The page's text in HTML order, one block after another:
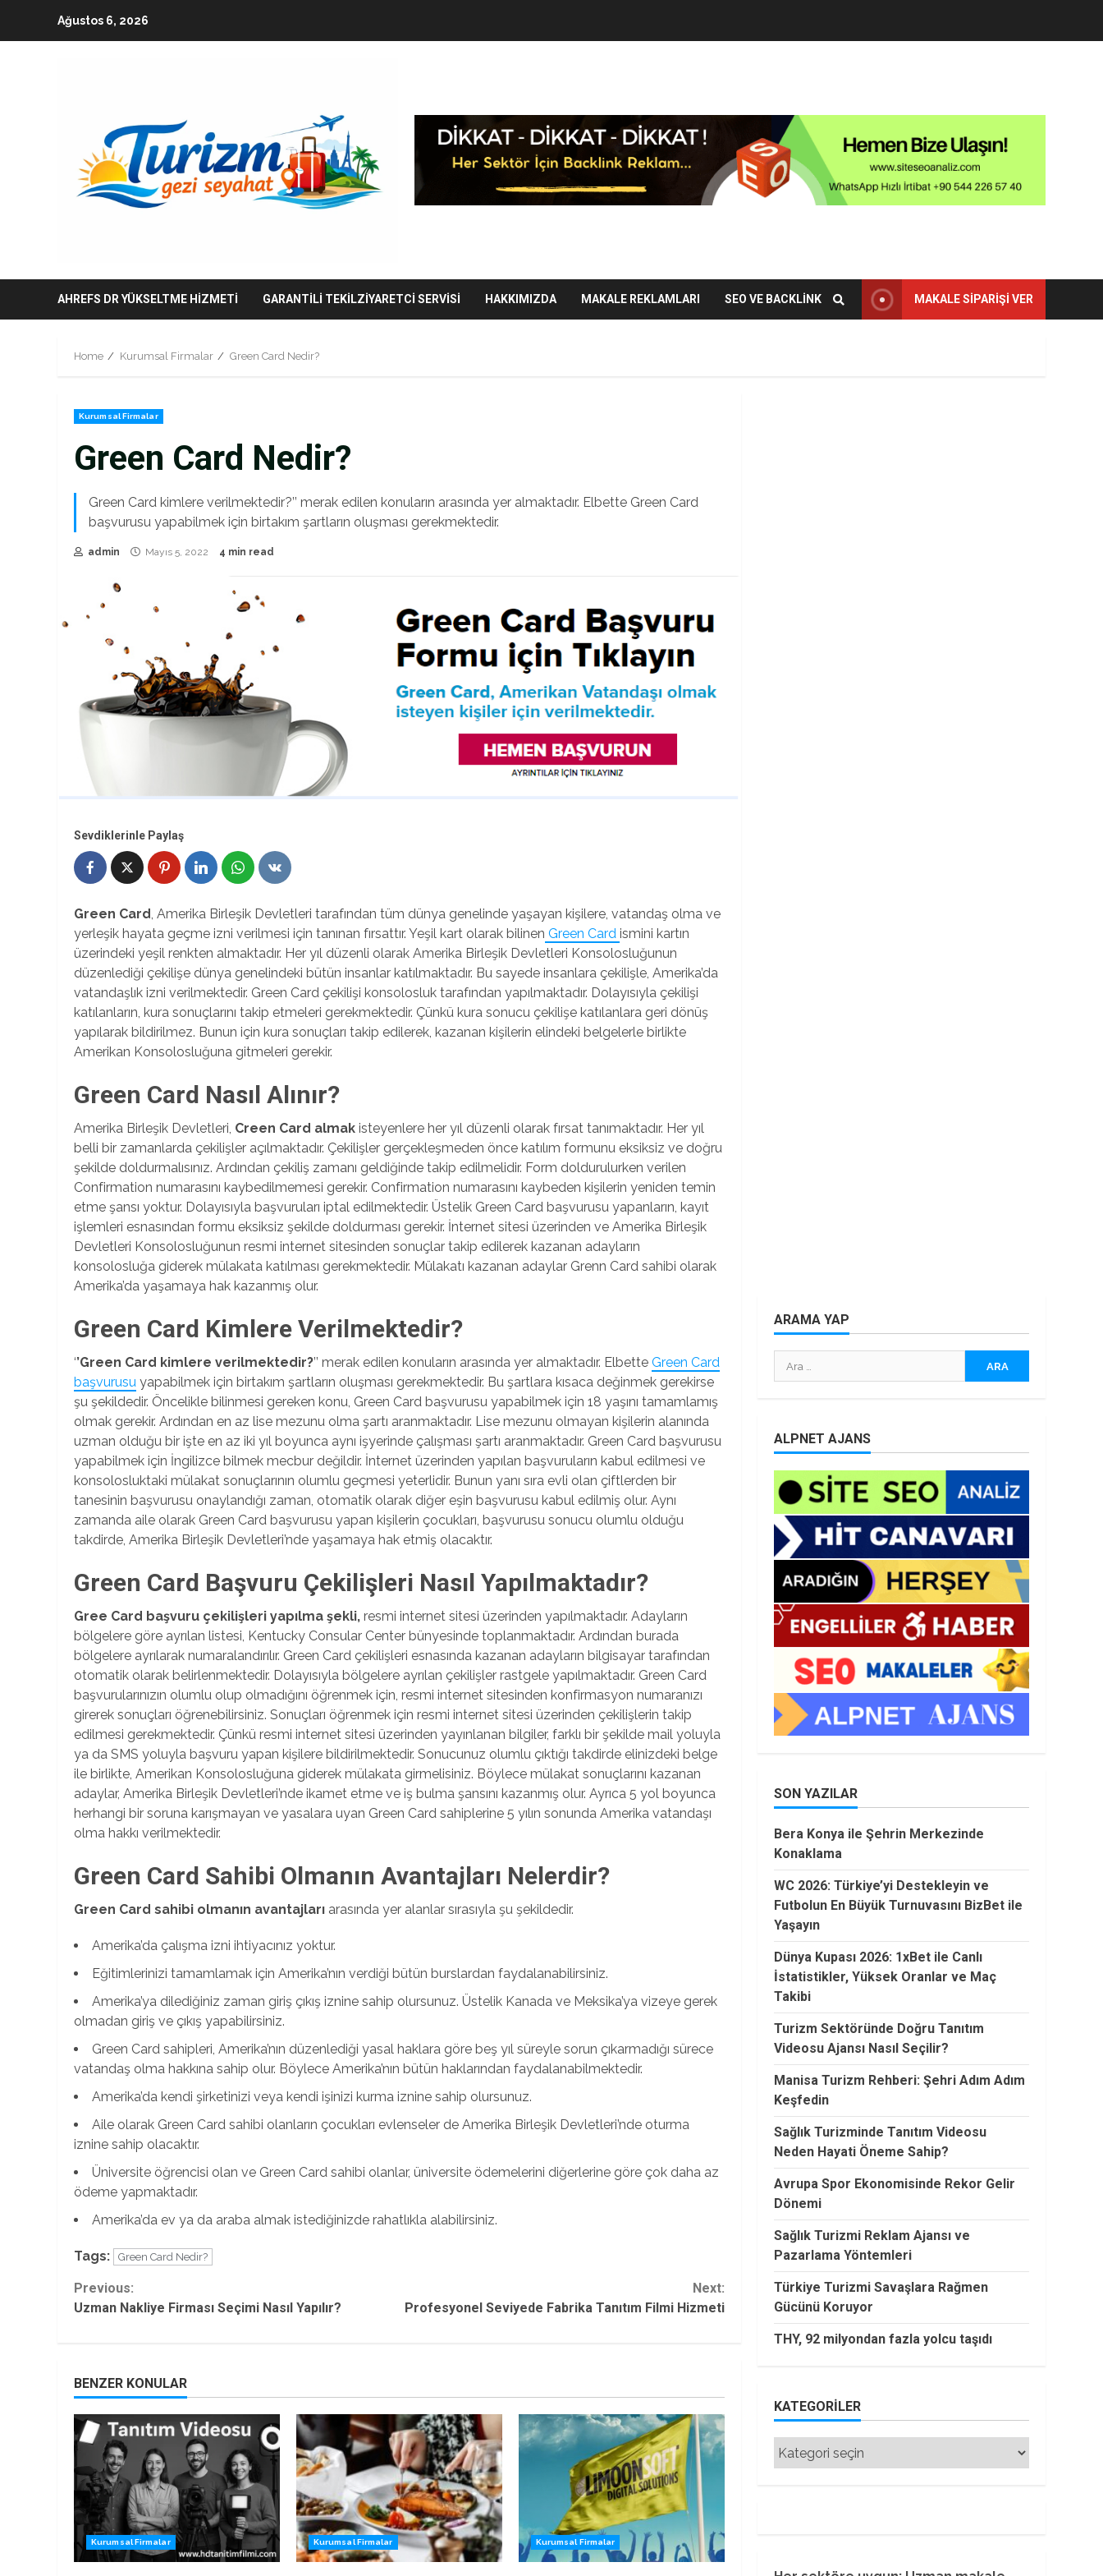
Ağustos 6, 2026
AHREFS DR YÜKSELTME HIZMETI GARANTILI TEKILZIYARETCI SERVISI HAKKIMIZDA MAKALE REKLAMLARI SEO VE BACKLINK MAKALE SIPARIŞI VER
Home Kurumsal Firmalar Green Card Nedir?
Kurumsal Firmalar
Green Card Nedir?
Green Card kimlere verilmektedir?’’ merak edilen konuların arasında yer almaktadır. Elbette Green Card
başvurusu yapabilmek için birtakım şartların oluşması gerekmektedir.
admin Mayıs 5, 2022 4 min read
Sevdiklerinle Paylaş
Green Card, Amerika Birleşik Devletleri tarafından tüm dünya genelinde yaşayan kişilere, vatandaş olma ve
yerleşik hayata geçme izni verilmesi için tanınan fırsattır. Yeşil kart olarak bilinen Green Card ismini kartın
üzerindeki yeşil renkten almaktadır. Her yıl düzenli olarak Amerika Birleşik Devletleri Konsolosluğunun
düzenlediği çekilişe dünya genelindeki bütün insanlar katılmaktadır. Bu sayede insanlara çekilişle, Amerika’da
vatandaşlık izni verilmektedir. Green Card çekilişi konsolosluk tarafından yapılmaktadır. Dolayısıyla çekilişi
katılanların, kura sonuçlarını takip etmeleri gerekmektedir. Çünkü kura sonucu çekilişe katılanlara geri dönüş
yapılarak bildirilmez. Bunun için kura sonuçları takip edilerek, kazanan kişilerin elindeki belgelerle birlikte
Amerikan Konsolosluğuna gitmeleri gerekir.
Green Card Nasıl Alınır?
Amerika Birleşik Devletleri, Creen Card almak isteyenlere her yıl düzenli olarak fırsat tanımaktadır. Her yıl
belli bir zamanlarda çekilişler açılmaktadır. Çekilişler gerçekleşmeden önce katılım formunu eksiksiz ve doğru
şekilde doldurmalısınız. Ardından çekiliş zamanı geldiğinde takip edilmelidir. Form doldurulurken verilen
Confirmation numarasını kaybedilmemesi gerekir. Confirmation numarasını kaybeden kişilerin yeniden temin
etme şansı yoktur. Dolayısıyla başvuruları iptal edilmektedir. Üstelik Green Card başvurusu yapanların, kayıt
işlemleri esnasından formu eksiksiz şekilde doldurması gerekir. İnternet sitesi üzerinden ve Amerika Birleşik
Devletleri Konsolosluğunun resmi internet sitesinden sonuçlar takip edilerek kazanan adayların
konsolosluğa giderek mülakata katılması gerekmektedir. Mülakatı kazanan adaylar Grenn Card sahibi olarak
Amerika’da yaşamaya hak kazanmış olur.
Green Card Kimlere Verilmektedir?
‘’Green Card kimlere verilmektedir?’’ merak edilen konuların arasında yer almaktadır. Elbette Green Card
başvurusu yapabilmek için birtakım şartların oluşması gerekmektedir. Bu şartlara kısaca değinmek gerekirse
şu şekildedir. Öncelikle bilinmesi gereken konu, Green Card başvurusu yapabilmek için 18 yaşını tamamlamış
olmak gerekir. Ardından en az lise mezunu olma şartı aranmaktadır. Lise mezunu olmayan kişilerin alanında
uzman olduğu bir işte en az iki yıl boyunca aynı işyerinde çalışması şartı aranmaktadır. Green Card başvurusu
yapabilmek için İngilizce bilmek mecbur değildir. İnternet üzerinden yapılan başvuruların kabul edilmesi ve
konsolosluktaki mülakat sonuçlarının olumlu geçmesi yeterlidir. Bunun yanı sıra evli olan çiftlerden bir
tanesinin başvurusu onaylandığı zaman, otomatik olarak diğer eşin başvurusu kabul edilmiş olur. Aynı
zamanda aile olarak Green Card başvurusu yapan kişilerin çocukları, başvurusu sonucu olumlu olduğu
takdirde, Amerika Birleşik Devletleri’nde yaşamaya hak etmiş olacaktır.
Green Card Başvuru Çekilişleri Nasıl Yapılmaktadır?
Gree Card başvuru çekilişleri yapılma şekli, resmi internet sitesi üzerinden yapılmaktadır. Adayların
bölgelere göre ayrılan listesi, Kentucky Consular Center bünyesinde toplanmaktadır. Ardından burada
bölgelere ayrılarak numaralandırılır. Green Card çekilişleri esnasında kazanan adayların bilgisayar tarafından
otomatik olarak belirlenmektedir. Dolayısıyla bölgelere ayrılan çekilişler rastgele yapılmaktadır. Green Card
başvurularınızın olumlu olup olmadığını öğrenmek için, resmi internet sitesinden konfirmasyon numaranızı
girerek sonuçları öğrenebilirsiniz. Sonuçları öğrenmek için resmi internet sitesi üzerinden çekilişlerin takip
edilmesi gerekmektedir. Çünkü resmi internet sitesi üzerinden yayınlanan bilgiler, farklı bir şekilde mail yoluyla
ya da SMS yoluyla başvuru yapan kişilere bildirilmektedir. Sonucunuz olumlu çıktığı takdirde elinizdeki belge
ile birlikte, Amerikan Konsolosluğuna giderek mülakata girmelisiniz. Böylece mülakat sonuçlarını kazanan
adaylar, Amerika Birleşik Devletleri’nde ikamet etme ve iş bulma şansını kazanmış olur. Ayrıca 5 yol boyunca
herhangi bir soruna karışmayan ve yasalara uyan Green Card sahiplerine 5 yılın sonunda Amerika vatandaşı
olma hakkı verilmektedir.
Green Card Sahibi Olmanın Avantajları Nelerdir?
Green Card sahibi olmanın avantajları arasında yer alanlar sırasıyla şu şekildedir.
Amerika’da çalışma izni ihtiyacınız yoktur.
Eğitimlerinizi tamamlamak için Amerika’nın verdiği bütün burslardan faydalanabilirsiniz.
Amerika’ya dilediğiniz zaman giriş çıkış iznine sahip olursunuz. Üstelik Kanada ve Meksika’ya vizeye gerek
olmadan giriş ve çıkış yapabilirsiniz.
Green Card sahipleri, Amerika’nın düzenlediği yasal haklara göre beş yıl süreyle sorun çıkarmadığı sürece
vatandaş olma hakkına sahip olur. Böylece Amerika’nın bütün haklarından faydalanabilmektedir.
Amerika’da kendi şirketinizi veya kendi işinizi kurma iznine sahip olursunuz.
Aile olarak Green Card sahibi olanların çocukları evlenseler de Amerika Birleşik Devletleri’nde oturma
iznine sahip olacaktır.
Üniversite öğrencisi olan ve Green Card sahibi olanlar, üniversite ödemelerini diğerlerine göre çok daha az
ödeme yapmaktadır.
Amerika’da ev ya da araba almak istediğinizde rahatlıkla alabilirsiniz.
Tags: Green Card Nedir?
Continue
Previous:
Uzman Nakliye Firması Seçimi Nasıl Yapılır?
Next:
Profesyonel Seviyede Fabrika Tanıtım Filmi Hizmeti
BENZER KONULAR
Kurumsal Firmalar Kurumsal Firmalar Kurumsal Firmalar
ARAMA YAP
Arama:
ALPNET AJANS
SON YAZILAR
Bera Konya ile Şehrin Merkezinde
Konaklama
WC 2026: Türkiye’yi Destekleyin ve
Futbolun En Büyük Turnuvasını BizBet ile
Yaşayın
Dünya Kupası 2026: 1xBet ile Canlı
İstatistikler, Yüksek Oranlar ve Maç
Takibi
Turizm Sektöründe Doğru Tanıtım
Videosu Ajansı Nasıl Seçilir?
Manisa Turizm Rehberi: Şehri Adım Adım
Keşfedin
Sağlık Turizminde Tanıtım Videosu
Neden Hayati Öneme Sahip?
Avrupa Spor Ekonomisinde Rekor Gelir
Dönemi
Sağlık Turizmi Reklam Ajansı ve
Pazarlama Yöntemleri
Türkiye Turizmi Savaşlara Rağmen
Gücünü Koruyor
THY, 92 milyondan fazla yolcu taşıdı
KATEGORILER
Kategoriler